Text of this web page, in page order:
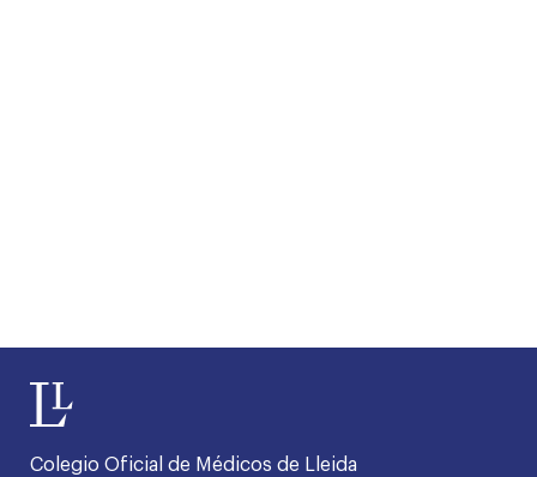
Colegio Oficial de Médicos de Lleida